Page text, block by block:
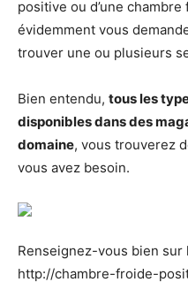
positive ou d’une
évidemment vous
trouver une ou plusieurs
Bien entendu, tous les
disponibles dans des
domaine, vous trouverez
vous avez besoin.
Renseignez-vous bien
http://chambre-froide-